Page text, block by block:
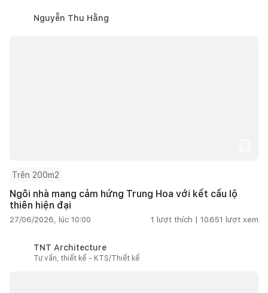
Nguyễn Thu Hằng
Trên 200m2
Ngôi nhà mang cảm hứng Trung Hoa với kết cấu lộ
thiên hiện đại
27/06/2026, lúc 10:00 1 lượt thích | 10.651 lượt xem
TNT Architecture
Tư vấn, thiết kế - KTS/Thiết kế